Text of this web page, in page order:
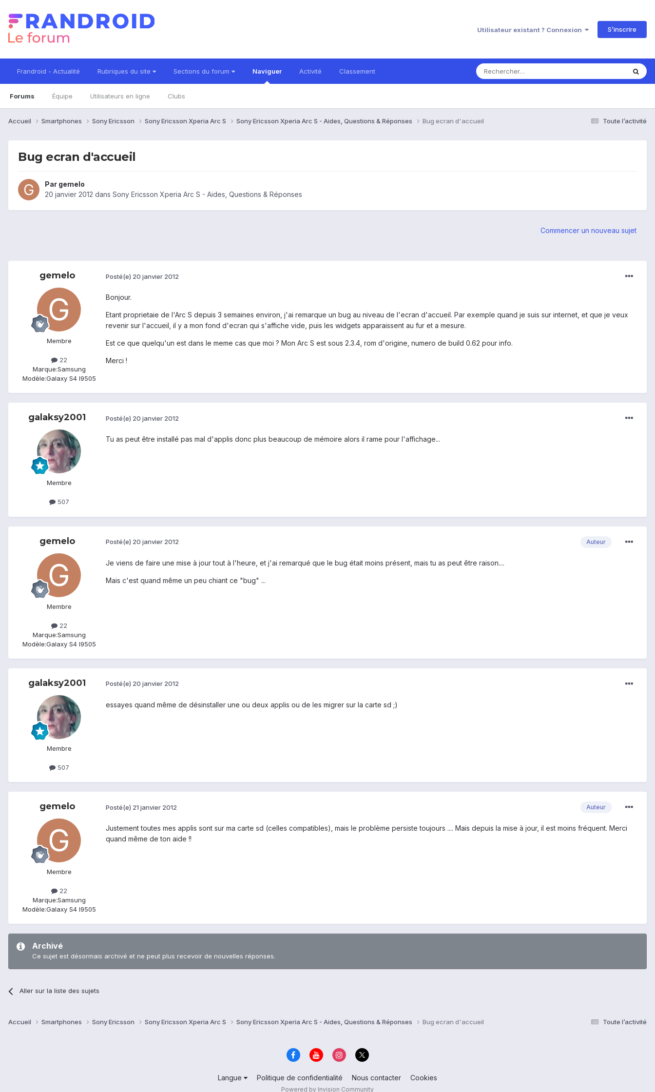
Utilisateur existant ? Connexion S’inscrire
Frandroid - Actualité Rubriques du site Sections du forum Naviguer
Forums Équipe Utilisateurs en ligne Clubs
Activité Classement
Toute l’activité
Accueil Smartphones Sony Ericsson Sony Ericsson Xperia Arc S Sony Ericsson Xperia Arc S - Aides, Questions & Réponses Bug ecran d'accueil
Bug ecran d'accueil
Par gemelo
20 janvier 2012 dans Sony Ericsson Xperia Arc S - Aides, Questions & Réponses
Commencer un nouveau sujet
gemelo
Membre
22
Marque:Samsung
Modèle:Galaxy S4 I9505
Posté(e) 20 janvier 2012
Bonjour.
Etant proprietaie de l'Arc S depuis 3 semaines environ, j'ai remarque un bug au niveau de l'ecran d'accueil. Par exemple quand je suis sur internet, et que je veux
revenir sur l'accueil, il y a mon fond d'ecran qui s'affiche vide, puis les widgets apparaissent au fur et a mesure.
Est ce que quelqu'un est dans le meme cas que moi ? Mon Arc S est sous 2.3.4, rom d'origine, numero de build 0.62 pour info.
Merci !
galaksy2001
Membre
507
Posté(e) 20 janvier 2012
Tu as peut être installé pas mal d'applis donc plus beaucoup de mémoire alors il rame pour l'affichage...
gemelo
Membre
22
Marque:Samsung
Modèle:Galaxy S4 I9505
Auteur
Posté(e) 20 janvier 2012
Je viens de faire une mise à jour tout à l'heure, et j'ai remarqué que le bug était moins présent, mais tu as peut être raison....
Mais c'est quand même un peu chiant ce "bug" ...
galaksy2001
Membre
507
Posté(e) 20 janvier 2012
essayes quand même de désinstaller une ou deux applis ou de les migrer sur la carte sd ;)
gemelo
Membre
22
Marque:Samsung
Modèle:Galaxy S4 I9505
Auteur
Posté(e) 21 janvier 2012
Justement toutes mes applis sont sur ma carte sd (celles compatibles), mais le problème persiste toujours .... Mais depuis la mise à jour, il est moins fréquent. Merci
quand même de ton aide !!
Archivé
Ce sujet est désormais archivé et ne peut plus recevoir de nouvelles réponses.
Aller sur la liste des sujets
Toute l’activité
Accueil Smartphones Sony Ericsson Sony Ericsson Xperia Arc S Sony Ericsson Xperia Arc S - Aides, Questions & Réponses Bug ecran d'accueil
Langue Politique de confidentialité Nous contacter Cookies
Powered by Invision Community